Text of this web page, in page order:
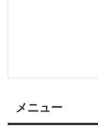
メニュー